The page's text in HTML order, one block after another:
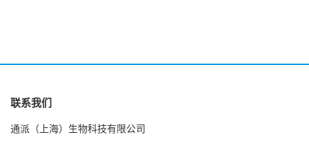
联系我们
通派（上海）生物科技有限公司